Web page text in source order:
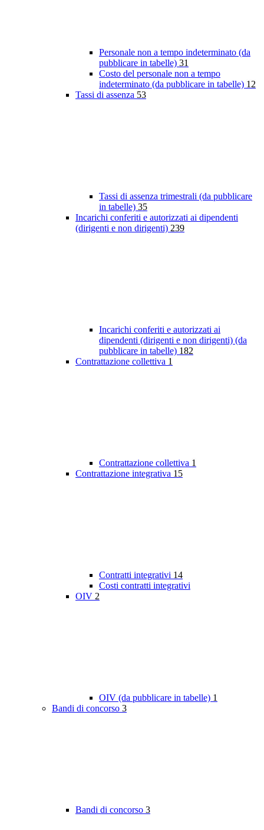
Personale non a tempo indeterminato (da
pubblicare in tabelle) 31
Costo del personale non a tempo
indeterminato (da pubblicare in tabelle) 12
Tassi di assenza 53
Tassi di assenza trimestrali (da pubblicare
in tabelle) 35
Incarichi conferiti e autorizzati ai dipendenti
(dirigenti e non dirigenti) 239
Incarichi conferiti e autorizzati ai
dipendenti (dirigenti e non dirigenti) (da
pubblicare in tabelle) 182
Contrattazione collettiva 1
Contrattazione collettiva 1
Contrattazione integrativa 15
Contratti integrativi 14
Costi contratti integrativi
OIV 2
OIV (da pubblicare in tabelle) 1
Bandi di concorso 3
Bandi di concorso 3